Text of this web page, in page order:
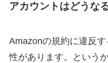
アカウントはどうな
Amazonの規約に違反
性があります。という